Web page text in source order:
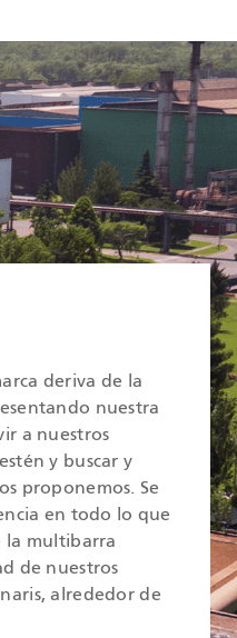
deriva de la
nuestra
a nuestros
y buscar y
proponemos. Se
en todo lo que
la multibarra
de nuestros
alrededor de